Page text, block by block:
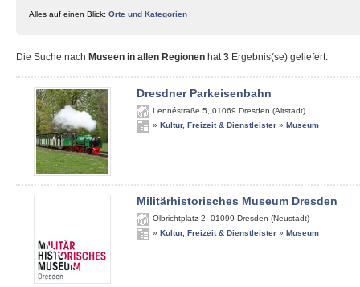
Alles auf einen Blick: Orte und Kategorien
Die Suche nach Museen in allen Regionen hat3 Ergebnis(se) geliefert:
Dresdner Parkeisenbahn
Lennéstraße 5 01069 Dresden (Altstadt)
» Kultur, Freizeit & Dienstleister » Museum
Militärhistorisches Museum Dresden
Olbrichtplatz 2 01099 Dresden (Neustadt)
» Kultur, Freizeit & Dienstleister » Museum